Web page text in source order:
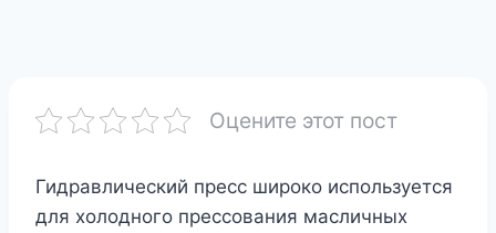
Оцените этот пост
Гидравлический пресс широко используется
для холодного прессования масличных